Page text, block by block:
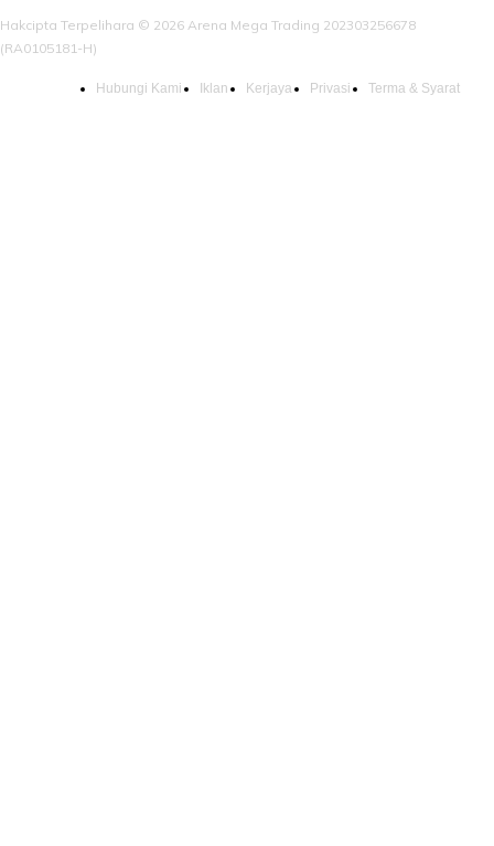
Hakcipta Terpelihara © 2026 Arena Mega Trading 202303256678
(RA0105181-H)
Hubungi Kami Iklan Kerjaya Privasi Terma & Syarat